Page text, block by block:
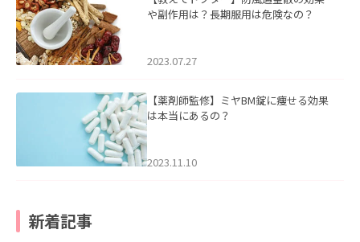
や副作用は？長期服用は危険なの？
2023.07.27
【薬剤師監修】ミヤBM錠に痩せる効果
は本当にあるの？
2023.11.10
新着記事